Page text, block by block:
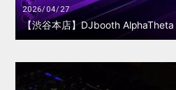
2026/04/27
【渋谷本店】DJbooth